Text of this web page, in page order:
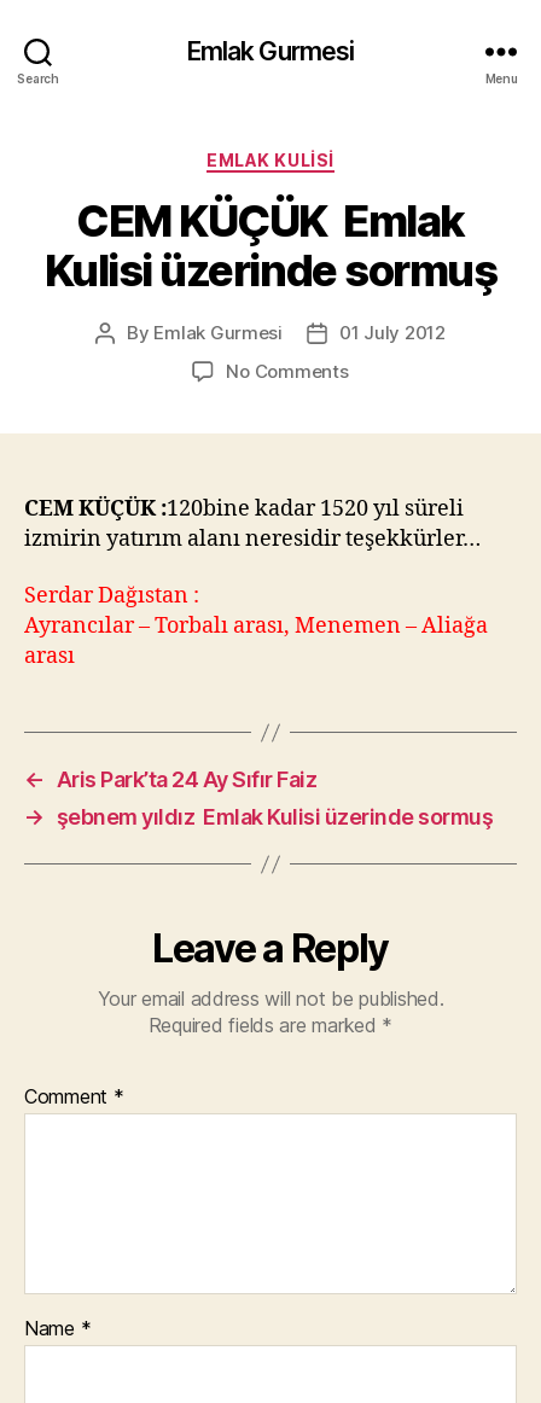
Search
Emlak Gurmesi
Menu
Categories
EMLAK KULISI
CEM KÜÇÜK Emlak
Kulisi üzerinde sormuş
Post
By Emlak Gurmesi
Post01 July 2012
No Commentson
üzerinde
sormuş
CEM KÜÇÜK :120bine kadar 1520 yıl süreli
izmirin yatırım alanı neresidir teşekkürler…
Serdar Dağıstan :
Ayrancılar – Torbalı arası, Menemen – Aliağa
arası
←
Aris Park’ta 24 Ay Sıfır Faiz
→
şebnem yıldız Emlak Kulisi üzerinde sormuş
Leave a Reply
Your email address will not be published.
Required fields are marked *
Comment *
Name *